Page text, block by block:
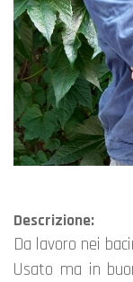
Descrizione:
da lavoro nei
Usato ma in